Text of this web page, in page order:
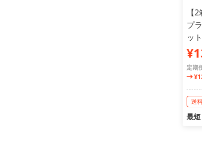
【
プ
ッ
定期
送
最短